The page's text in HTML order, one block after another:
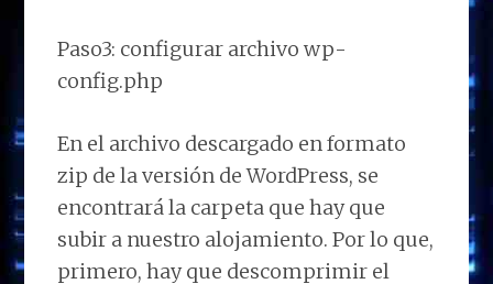
Paso3: configurar archivo wp-
config.php
En el archivo descargado en formato
zip de la versión de WordPress, se
encontrará la carpeta que hay que
subir a nuestro alojamiento. Por lo que,
primero, hay que descomprimir el